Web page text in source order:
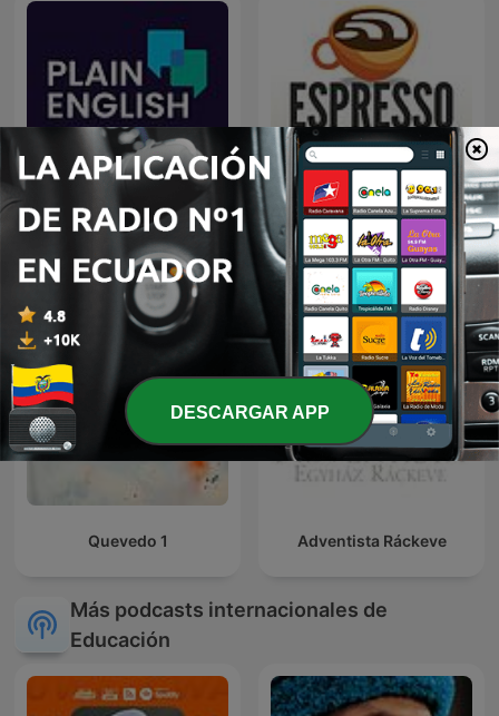
Plain English Espresso English Podcast
Quevedo 1 Adventista Ráckeve
Más podcasts internacionales de
Educación
DESCARGAR APP